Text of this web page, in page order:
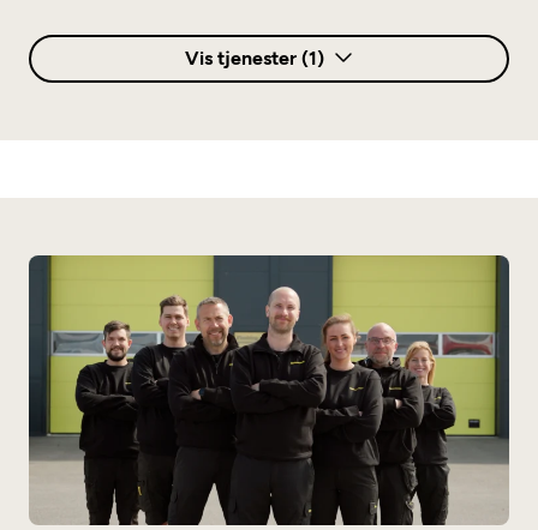
Vis tjenester (1)